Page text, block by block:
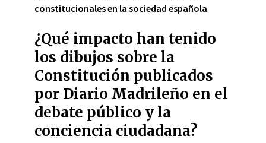
constitucionales en la sociedad española.
¿Qué impacto han tenido
los dibujos sobre la
Constitución publicados
por Diario Madrileño en el
debate público y la
conciencia ciudadana?